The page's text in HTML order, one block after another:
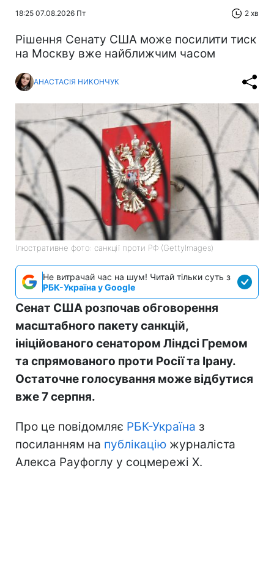
18:25 07.08.2026 Пт 2 хв
Рішення Сенату США може посилити тиск
на Москву вже найближчим часом
АНАСТАСІЯ НИКОНЧУК
Ілюстративне фото: санкції проти РФ (GettyImages)
Не витрачай час на шум! Читай тільки суть з
РБК-Україна у Google
Сенат США розпочав обговорення
масштабного пакету санкцій,
ініційованого сенатором Ліндсі Гремом
та спрямованого проти Росії та Ірану.
Остаточне голосування може відбутися
вже 7 серпня.
Про це повідомляє РБК-Україна з
посиланням на публікацію журналіста
Алекса Рауфоглу у соцмережі X.